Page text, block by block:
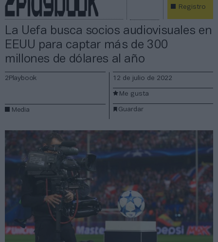
Registro
La Uefa busca socios audiovisuales en
EEUU para captar más de 300
millones de dólares al año
2Playbook
Media
12 de julio de 2022
Guardar
Me gusta